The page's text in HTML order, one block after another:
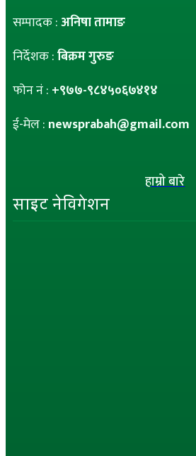
सम्पादक :अनिषा तामाङ
निर्देशक :बिक्रम गुरुङ
फोन नं : +९७७-९८४५०६७४१४
ई-मेल : newsprabah@gmail.com
हाम्रो बारे
साइट नेविगेशन